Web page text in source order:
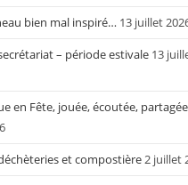
bien mal inspiré… 13 juillet
– période estivale 13
en Fête, jouée, écoutée, partagée
et compostière2 juillet